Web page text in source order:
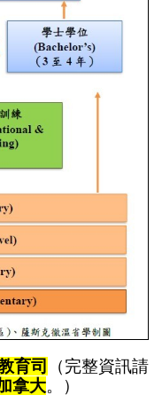
育司
（完整資訊請
拿大。）